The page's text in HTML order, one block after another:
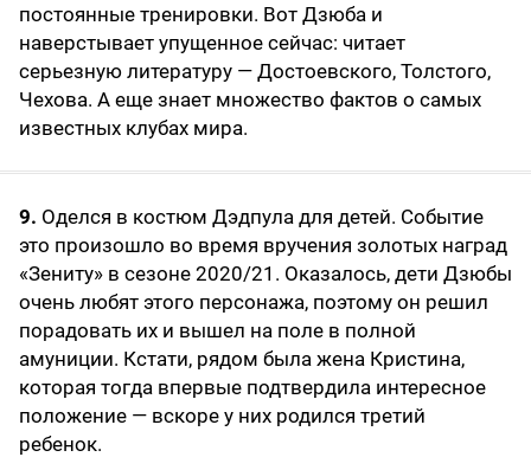
постоянные тренировки. Вот Дзюба и
наверстывает упущенное сейчас: читает
серьезную литературу — Достоевского, Толстого,
Чехова. А еще знает множество фактов о самых
известных клубах мира.
9. Оделся в костюм Дэдпула для детей. Событие
это произошло во время вручения золотых наград
«Зениту» в сезоне 2020/21. Оказалось, дети Дзюбы
очень любят этого персонажа, поэтому он решил
порадовать их и вышел на поле в полной
амуниции. Кстати, рядом была жена Кристина,
которая тогда впервые подтвердила интересное
положение — вскоре у них родился третий
ребенок.